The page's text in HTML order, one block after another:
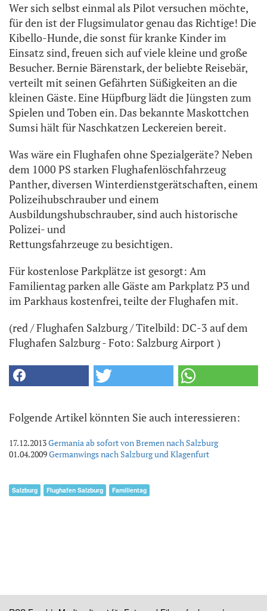
Wer sich selbst einmal als Pilot versuchen möchte,
für den ist der Flugsimulator genau das Richtige! Die
Kibello-Hunde, die sonst für kranke Kinder im
Einsatz sind, freuen sich auf viele kleine und große
Besucher. Bernie Bärenstark, der beliebte Reisebär,
verteilt mit seinen Gefährten Süßigkeiten an die
kleinen Gäste. Eine Hüpfburg lädt die Jüngsten zum
Spielen und Toben ein. Das bekannte Maskottchen
Sumsi hält für Naschkatzen Leckereien bereit.
Was wäre ein Flughafen ohne Spezialgeräte? Neben
dem 1000 PS starken Flughafenlöschfahrzeug
Panther, diversen Winterdienstgerätschaften, einem
Polizeihubschrauber und einem
Ausbildungshubschrauber, sind auch historische
Polizei- und
Rettungsfahrzeuge zu besichtigen.
Für kostenlose Parkplätze ist gesorgt: Am
Familientag parken alle Gäste am Parkplatz P3 und
im Parkhaus kostenfrei, teilte der Flughafen mit.
(red / Flughafen Salzburg / Titelbild: DC-3 auf dem
Flughafen Salzburg - Foto: Salzburg Airport )
Folgende Artikel könnten Sie auch interessieren:
17.12.2013Germania ab sofort von Bremen nach Salzburg
01.04.2009Germanwings nach Salzburg und Klagenfurt
Salzburg Flughafen Salzburg Familientag